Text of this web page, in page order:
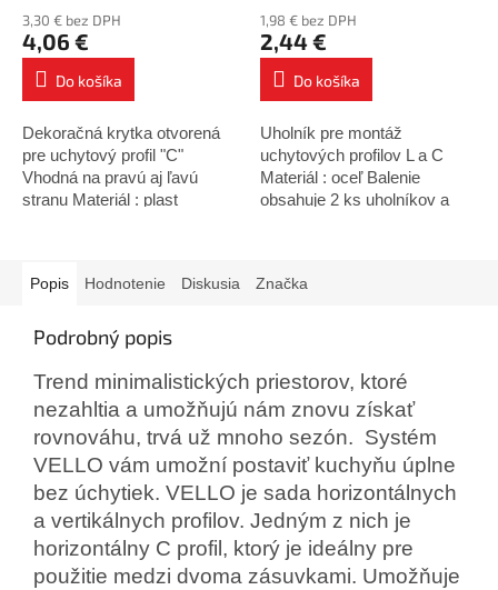
3,30 € bez DPH
4,06 €
Do košíka
Dekoračná krytka otvorená
pre uchytový profil "C"
Vhodná na pravú aj ľavú
stranu Materiál : plast
1,98 € bez DPH
2,44 €
Do košíka
Uholník pre montáž
uchytových profilov L a C
Materiál : oceľ Balenie
obsahuje 2 ks uholníkov a
Popis Hodnotenie Diskusia Značka
Podrobný popis
Trend minimalistických priestorov, ktoré
nezahltia a umožňujú nám znovu získať
rovnováhu, trvá už mnoho sezón. Systém
VELLO vám umožní postaviť kuchyňu úplne
bez úchytiek. VELLO je sada horizontálnych
a vertikálnych profilov. Jedným z nich je
horizontálny C profil, ktorý je ideálny pre
použitie medzi dvoma zásuvkami. Umožňuje